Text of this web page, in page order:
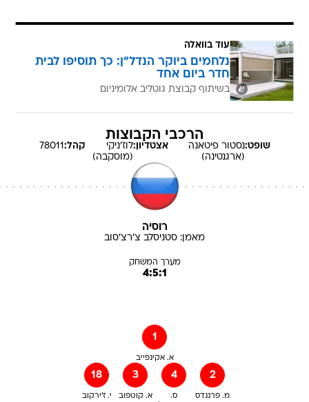
עוד בוואלה
נלחמים ביוקר הנדל"ן: כך תוסיפו לבית
חדר ביום אחד
בשיתוף קבוצת גוטליב אלומיניום
הרכבי הקבוצות
שופט:נסטור פיטאנה
(ארגנטינה)
אצטדיון:לוז'ניקי
(מוסקבה)
קהל: 78011
רוסיה
מאמן: סטניסלב צ'רצ'סוב
מערך המשחק
4:5:1
1
א. אקינפייב
18
י. ז'ירקוב
3
א. קוטפוב
4
ס.
2
מ. פרננדס